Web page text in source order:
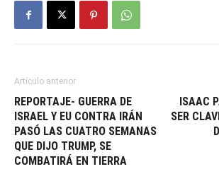
Artículo anterior
REPORTAJE- GUERRA DE
ISRAEL Y EU CONTRA IRÁN
PASÓ LAS CUATRO SEMANAS
QUE DIJO TRUMP, SE
COMBATIRÁ EN TIERRA
ISAAC
SER